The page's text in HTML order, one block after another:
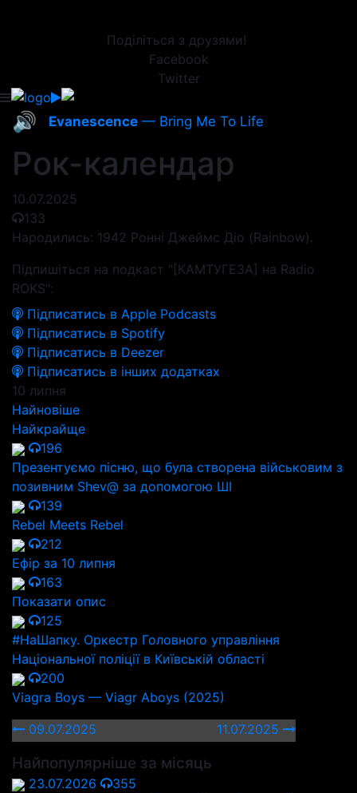
Поділіться з друзями!
Facebook
Twitter
🔊 Evanescence — Bring Me To Life
Рок-календар
10.07.2025
133
Народились: 1942 Ронні Джеймс Діо (Rainbow).
Підпишіться на подкаст "[КАМТУГЕЗА] на Radio
ROKS":
Підписатись в Apple Podcasts
Підписатись в Spotify
Підписатись в Deezer
Підписатись в інших додатках
10 липня
Найновіше
Найкрайще
196
Презентуємо пісню, що була створена військовим з
позивним Shev@ за допомогою ШІ
139
Rebel Meets Rebel
212
Ефір за 10 липня
163
Показати опис
125
#НаШапку. Оркестр Головного управління
Національної поліції в Київській області
200
Viagra Boys — Viagr Aboys (2025)
09.07.2025
11.07.2025
Найпопулярніше за місяць
23.07.2026
355